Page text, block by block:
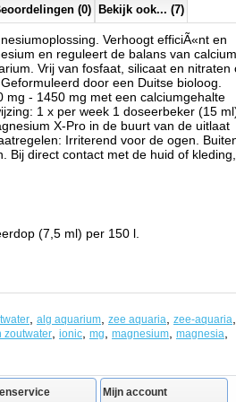
(0) Bekijk ook... (7)
Verhoogt efficiÃ«nt en
en reguleert de balans van calcium
Vrij van fosfaat, silicaat en nitraten
door een Duitse bioloog.
mg - 1450 mg met een calciumgehalte
1 x per week 1 doseerbeker (15
X-Pro in de buurt van de uitlaat
Irriterend voor de ogen.
Bij direct contact met de huid of kleding,
(7,5 ml) per 150 l.
alg aquarium zee aquaria zee-aquaria
zoutwater ionic mg magnesium magnesia
Mijn account